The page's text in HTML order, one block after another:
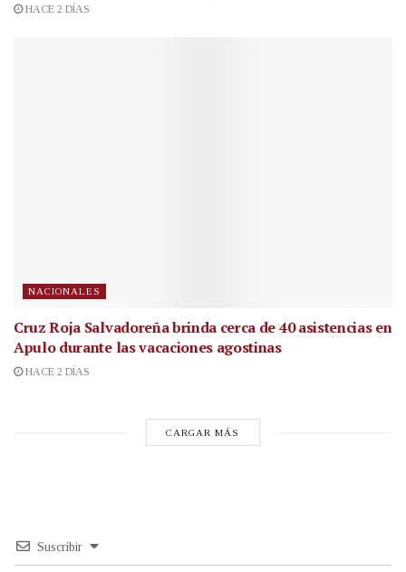
HACE 2 DÍAS
NACIONALES
Cruz Roja Salvadoreña brinda cerca de 40 asistencias en
Apulo durante las vacaciones agostinas
HACE 2 DÍAS
CARGAR MÁS
Suscribir